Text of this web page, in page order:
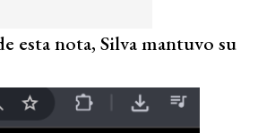
esta nota, Silva mantuvo su